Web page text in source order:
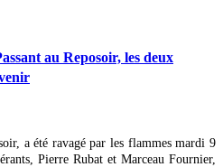
au Reposoir, les deux
a été ravagé par les flammes mardi 9
Pierre Rubat et Marceau Fournier,